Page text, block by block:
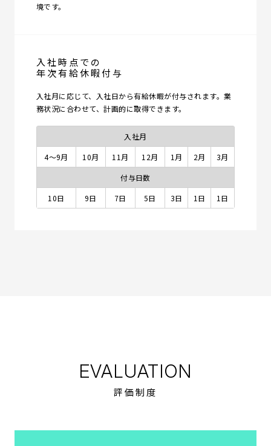
境です。
入社時点での
年次有給休暇付与
入社月に応じて、入社日から有給休暇が付与されます。業
務状況に合わせて、計画的に取得できます。
入社月
4〜9月
10月 11月 12月 1月 2月
3月
付与日数
10日
9日 7日 5日 3日 1日 1日
EVALUATION
評価制度